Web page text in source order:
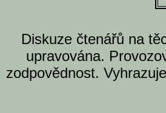
Diskuze čtenářů na
upravována.
zodpovědnost.